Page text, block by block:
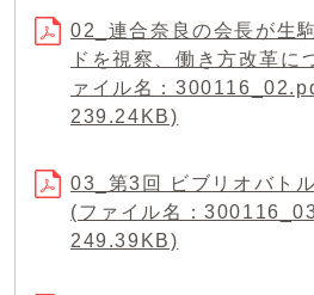
02_連合奈良の会長が生
ドを視察、働き方改革に
ァイル名：
239.24KB)
03_第3回 ビブリオバト
(ファイル名：
249.39KB)